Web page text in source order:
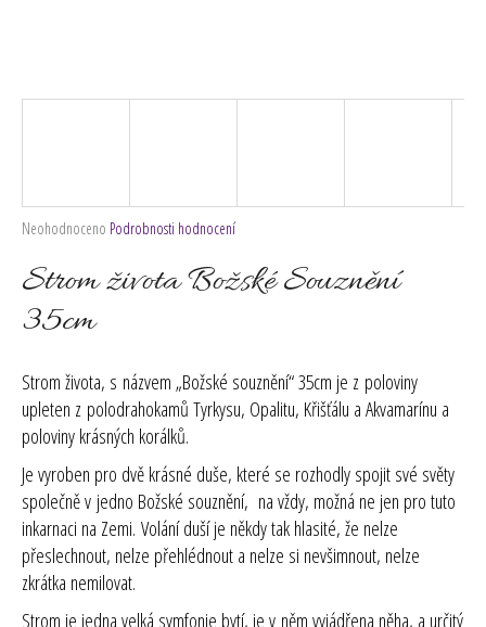
Průměrné
produktu
je
0,0
z
hvězdiček.
Neohodnoceno Podrobnosti hodnocení
Strom života Božské Souznění
35cm
Strom života, s názvem „Božské souznění“ 35cm je z poloviny
upleten z polodrahokamů Tyrkysu, Opalitu, Křišťálu a Akvamarínu a
poloviny krásných korálků.
Je vyroben pro dvě krásné duše, které se rozhodly spojit své světy
společně v jedno Božské souznění, na vždy, možná ne jen pro tuto
inkarnaci na Zemi. Volání duší je někdy tak hlasité, že nelze
přeslechnout, nelze přehlédnout a nelze si nevšimnout, nelze
zkrátka nemilovat.
Strom je jedna velká symfonie bytí, je v něm vyjádřena něha, a určitý
m